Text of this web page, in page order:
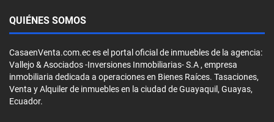
QUIÉNES SOMOS
CasaenVenta.com.ec es el portal oficial de inmuebles de la agencia:
Vallejo & Asociados -Inversiones Inmobiliarias- S.A , empresa
inmobiliaria dedicada a operaciones en Bienes Raíces. Tasaciones,
Venta y Alquiler de inmuebles en la ciudad de Guayaquil, Guayas,
Ecuador.